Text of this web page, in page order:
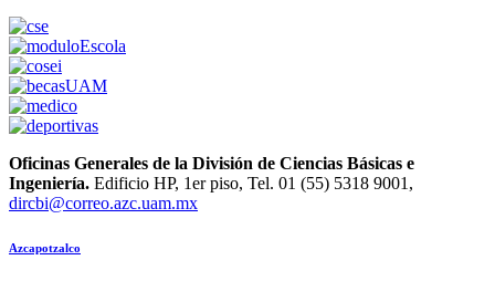
Oficinas Generales de la División de Ciencias Básicas e
Ingeniería. Edificio HP, 1er piso, Tel. 01 (55) 5318 9001,
dircbi@correo.azc.uam.mx
Azcapotzalco